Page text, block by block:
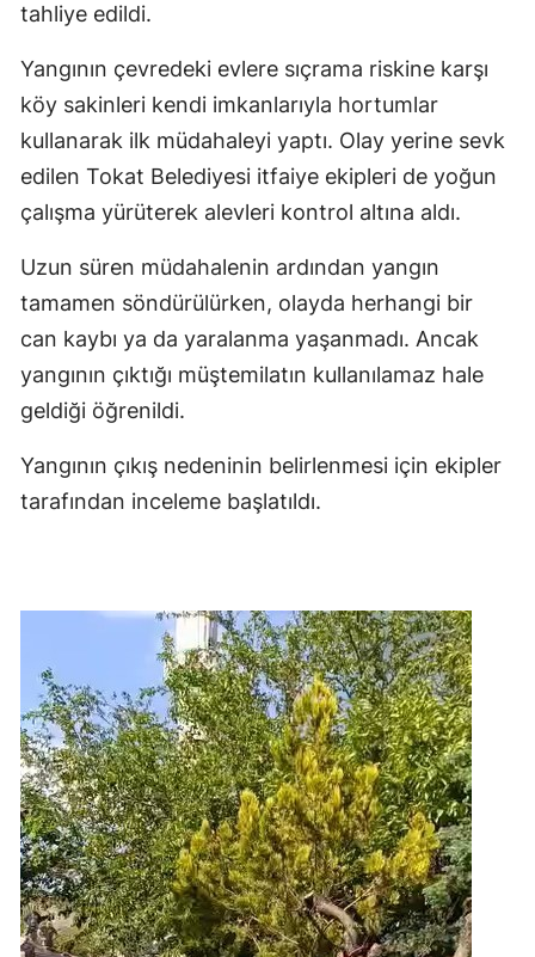
tahliye edildi.
Yangının çevredeki evlere sıçrama riskine karşı
köy sakinleri kendi imkanlarıyla hortumlar
kullanarak ilk müdahaleyi yaptı. Olay yerine sevk
edilen Tokat Belediyesi itfaiye ekipleri de yoğun
çalışma yürüterek alevleri kontrol altına aldı.
Uzun süren müdahalenin ardından yangın
tamamen söndürülürken, olayda herhangi bir
can kaybı ya da yaralanma yaşanmadı. Ancak
yangının çıktığı müştemilatın kullanılamaz hale
geldiği öğrenildi.
Yangının çıkış nedeninin belirlenmesi için ekipler
tarafından inceleme başlatıldı.